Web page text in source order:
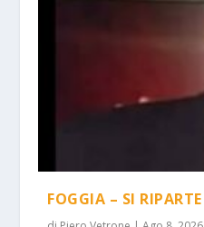
FOGGIA – SI